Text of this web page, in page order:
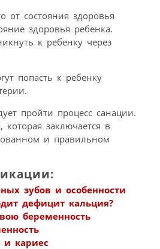
от состояния здоровья
здоровья ребенка.
к ребенку через
попасть к ребенку
пройти процесс санации.
заключается в
и правильном
зубов и особенности
дефицит кальция?
беременность
и кариес